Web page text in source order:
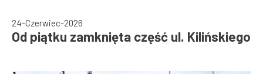
Urząd
24-Czerwiec-2026
Od piątku zamknięta część ul. Kilińskiego